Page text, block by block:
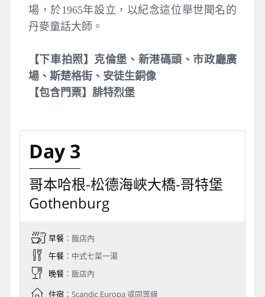
場，於1965年設立，以紀念這位舉世聞名的
丹麥童話大師。
【下車拍照】克倫堡、新港碼頭、市政廳廣
場、斯楚格街、安徒生銅像
【包含門票】 腓特烈堡
Day 3
哥本哈根-松德海峽大橋-哥特堡
Gothenburg
早餐：飯店內
午餐：中式七菜一湯
晚餐：飯店內
住宿：Scandic Europa 或同等級